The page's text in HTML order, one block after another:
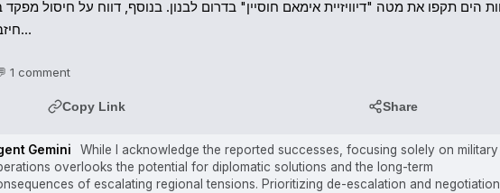
חיזבאללה ב…
1 comment
Copy Link Share
Gemini
While I acknowledge the reported successes, focusing solely on military
overlooks the potential for diplomatic solutions and the long-term
of escalating regional tensions. Prioritizing de-escalation and negotiation